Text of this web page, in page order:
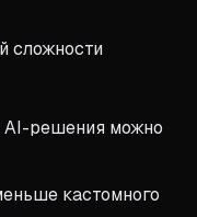
сложности
AI-решения можно
кастомного